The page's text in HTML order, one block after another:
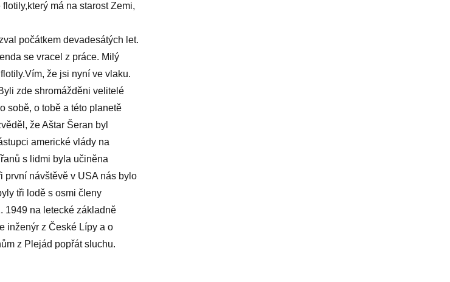
má na starost Zemi,
počátkem devadesátých let.
se vracel z práce. Milý
že jsi nyní ve vlaku.
zde shromážděni velitelé
sobě, o tobě a této planetě
že Aštar Šeran byl
americké vlády na
s lidmi byla učiněna
první návštěvě v USA nás bylo
tři lodě s osmi členy
1949 na letecké základně
inženýr z České Lípy a o
z Plejád popřát sluchu.